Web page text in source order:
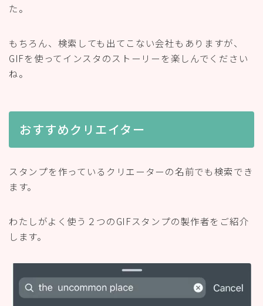
た。
もちろん、検索しても出てこない会社もありますが、
GIFを使ってインスタのストーリーを楽しんでください
ね。
おすすめクリエイター
スタンプを作っているクリエーターの名前でも検索でき
ます。
わたしがよく使う２つのGIFスタンプの製作者をご紹介
します。